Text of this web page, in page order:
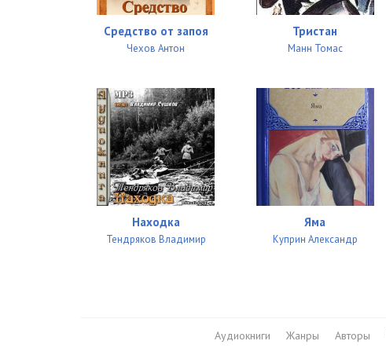
01_2_02_03
01_2_02_04
01_2_04_01
01_2_04_02
01_2_04_03
01_2_04_04
01_2_04_05
Средство от запоя
Чехов Антон
Тристан
Манн Томас
Находка
Тендряков Владимир
Яма
Куприн Александр
Аудиокниги Жанры Авторы